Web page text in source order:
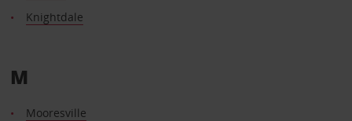
Knightdale
M
Mooresville